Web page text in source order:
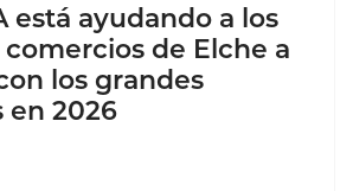
está ayudando a los
de Elche a
los grandes
en 2026